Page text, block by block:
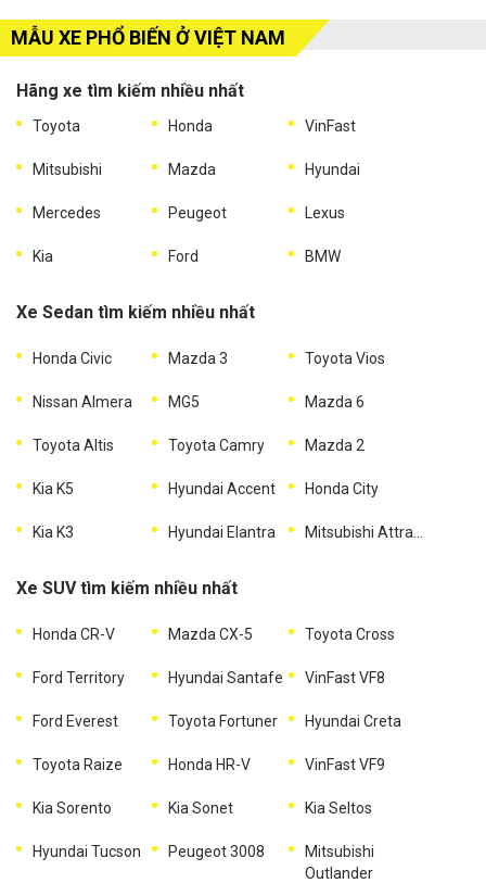
MẪU XE PHỔ BIẾN Ở VIỆT NAM
Hãng xe tìm kiếm nhiều nhất
Toyota Honda VinFast
Mitsubishi Mazda Hyundai
Mercedes Peugeot Lexus
Kia Ford BMW
Xe Sedan tìm kiếm nhiều nhất
Honda Civic Mazda 3 Toyota Vios
Nissan Almera MG5 Mazda 6
Toyota Altis Toyota Camry Mazda 2
Kia K5 Hyundai Accent Honda City
Kia K3 Hyundai Elantra
Xe SUV tìm kiếm nhiều nhất
Honda CR-V Mazda CX-5 Toyota Cross
Ford Territory Hyundai Santafe VinFast VF8
Ford Everest Toyota Fortuner Hyundai Creta
Toyota Raize Honda HR-V VinFast VF9
Kia Sorento Kia Sonet Kia Seltos
Hyundai Tucson Peugeot 3008
Mitsubishi
Outlander